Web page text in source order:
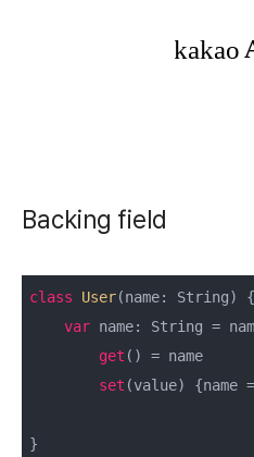
Backing field
class User(name: String) {
var name: String =
get () = name
set (value) {name
}